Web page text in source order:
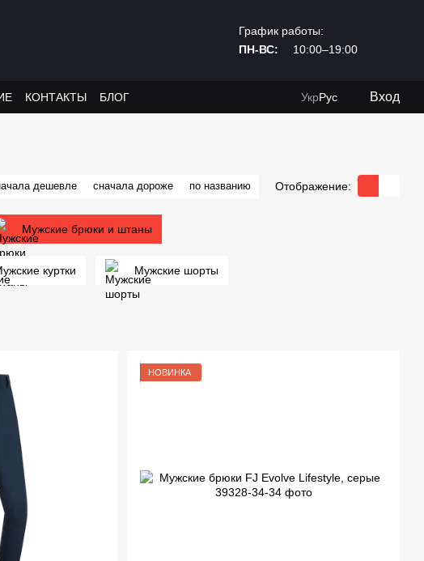
График работы:
ПН-ВС:
10:00–19:00
КОНТАКТЫ БЛОГ УкрРус Вход
дешевле сначала дороже по названию Отображение:
Мужские брюки и штаны
куртки Мужские шорты
НОВИНКА